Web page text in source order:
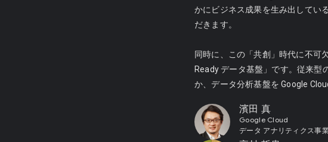
かにビジネス成果を生み出してい
だきます。
同時に、この「共創」時代に不可
Ready データ基盤」です。従来型
か、データ分析基盤を Google
濱田 真
Google Cloud
データ アナリティクス事